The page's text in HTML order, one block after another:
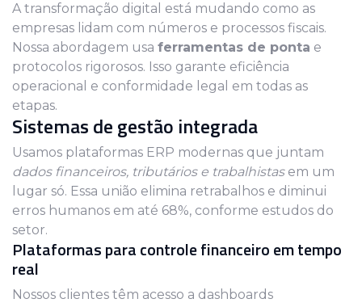
A transformação digital está mudando como as
empresas lidam com números e processos fiscais.
Nossa abordagem usa ferramentas de ponta e
protocolos rigorosos. Isso garante eficiência
operacional e conformidade legal em todas as
etapas.
Sistemas de gestão integrada
Usamos plataformas ERP modernas que juntam
dados financeiros, tributários e trabalhistasem um
lugar só. Essa união elimina retrabalhos e diminui
erros humanos em até 68%, conforme estudos do
setor.
Plataformas para controle financeiro em tempo
real
Nossos clientes têm acesso a dashboards